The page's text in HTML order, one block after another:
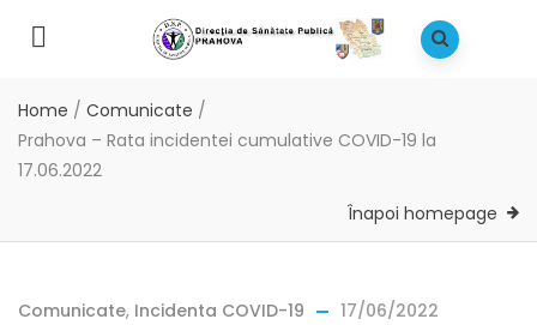
Home / Comunicate /
Prahova – Rata incidentei cumulative COVID-19 la
17.06.2022
Înapoi homepage
Comunicate, Incidenta COVID-19 17/06/2022